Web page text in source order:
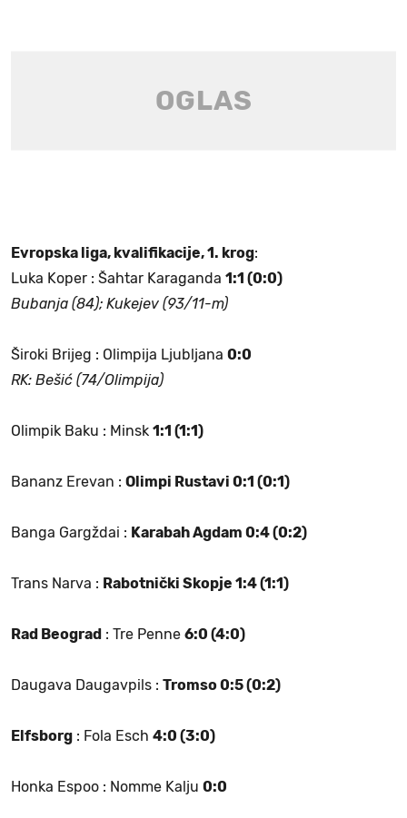
Evropska liga, kvalifikacije, 1. krog:
Luka Koper : Šahtar Karaganda 1:1 (0:0)
Bubanja (84); Kukejev (93/11-m)
Široki Brijeg : Olimpija Ljubljana 0:0
RK: Bešić (74/Olimpija)
Olimpik Baku : Minsk 1:1 (1:1)
Bananz Erevan : Olimpi Rustavi 0:1 (0:1)
Banga Gargždai : Karabah Agdam 0:4 (0:2)
Trans Narva : Rabotnički Skopje 1:4 (1:1)
Rad Beograd : Tre Penne 6:0 (4:0)
Daugava Daugavpils : Tromso 0:5 (0:2)
Elfsborg : Fola Esch 4:0 (3:0)
Honka Espoo : Nomme Kalju 0:0